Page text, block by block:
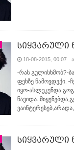
სიყვარული
18-08-2015, 00:07
-რას გულისხმობ?-
ფეხზე წამოვდექი. -
იყო-ასლუკუნდა
სიყვარული